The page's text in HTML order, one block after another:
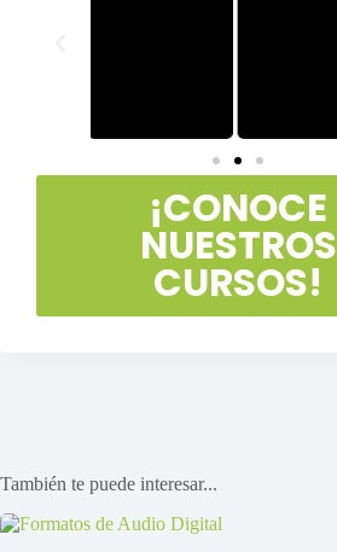
¡CONOCE
NUESTROS
CURSOS!
También te puede interesar...